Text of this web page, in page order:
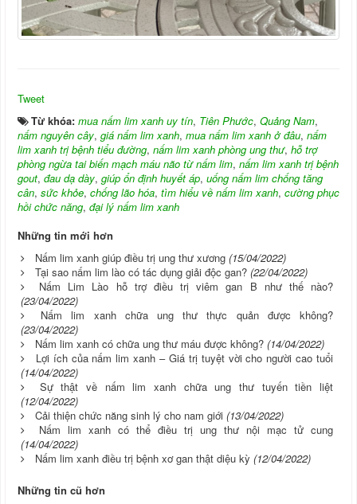
Tweet
Từ khóa: mua nấm lim xanh uy tín, Tiên Phước, Quảng Nam,
nấm nguyên cây, giá nấm lim xanh, mua nấm lim xanh ở đâu, nấm
lim xanh trị bệnh tiểu đường, nấm lim xanh phòng ung thư, hỗ trợ
phòng ngừa tai biến mạch máu não từ nấm lim, nấm lim xanh trị bệnh
gout, đau dạ dày, giúp ổn định huyết áp, uống nấm lim chống tăng
cân, sức khỏe, chống lão hóa, tìm hiểu về nấm lim xanh, cường phục
hồi chức năng, đại lý nấm lim xanh
Những tin mới hơn
Nấm lim xanh giúp điều trị ung thư xương (15/04/2022)
Tại sao nấm lim lào có tác dụng giải độc gan? (22/04/2022)
Nấm Lim Lào hỗ trợ điều trị viêm gan B như thế nào?
(23/04/2022)
Nấm lim xanh chữa ung thư thực quản được không?
(23/04/2022)
Nấm lim xanh có chữa ung thư máu được không? (14/04/2022)
Lợi ích của nấm lim xanh – Giá trị tuyệt vời cho người cao tuổi
(14/04/2022)
Sự thật về nấm lim xanh chữa ung thư tuyến tiền liệt
(12/04/2022)
Cải thiện chức năng sinh lý cho nam giới (13/04/2022)
Nấm lim xanh có thể điều trị ung thư nội mạc tử cung
(14/04/2022)
Nấm lim xanh điều trị bệnh xơ gan thật diệu kỳ (12/04/2022)
Những tin cũ hơn